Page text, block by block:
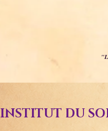
INSTITUT DU